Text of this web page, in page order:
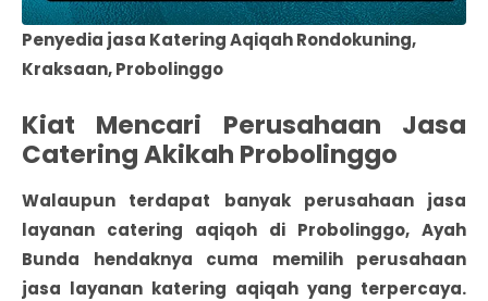
Penyedia jasa Katering Aqiqah Rondokuning,
Kraksaan, Probolinggo
Kiat Mencari Perusahaan Jasa
Catering Akikah Probolinggo
Walaupun terdapat banyak perusahaan jasa
layanan catering aqiqoh di Probolinggo, Ayah
Bunda hendaknya cuma memilih perusahaan
jasa layanan katering aqiqah yang terpercaya.